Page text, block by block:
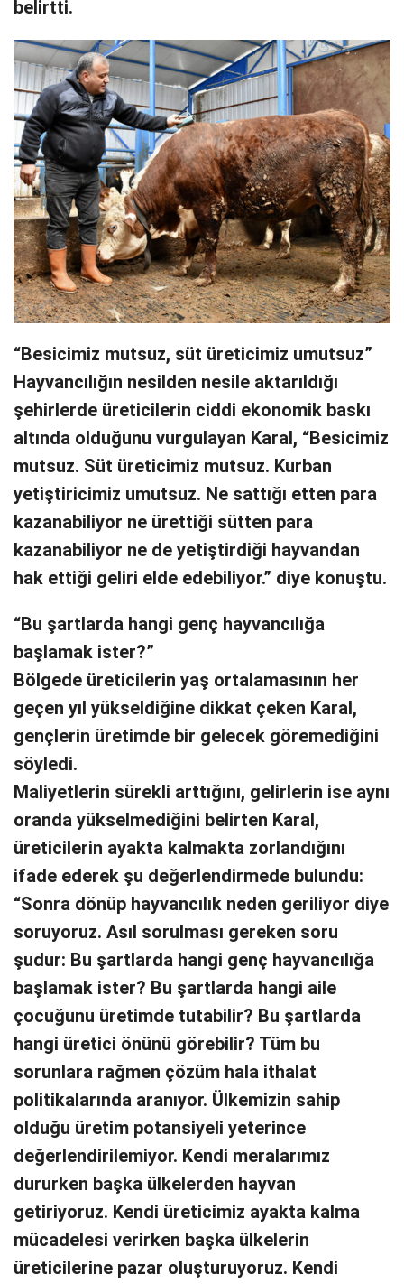
belirtti.
“Besicimiz mutsuz, süt üreticimiz umutsuz”
Hayvancılığın nesilden nesile aktarıldığı
şehirlerde üreticilerin ciddi ekonomik baskı
altında olduğunu vurgulayan Karal, “Besicimiz
mutsuz. Süt üreticimiz mutsuz. Kurban
yetiştiricimiz umutsuz. Ne sattığı etten para
kazanabiliyor ne ürettiği sütten para
kazanabiliyor ne de yetiştirdiği hayvandan
hak ettiği geliri elde edebiliyor.” diye konuştu.
“Bu şartlarda hangi genç hayvancılığa
başlamak ister?”
Bölgede üreticilerin yaş ortalamasının her
geçen yıl yükseldiğine dikkat çeken Karal,
gençlerin üretimde bir gelecek göremediğini
söyledi.
Maliyetlerin sürekli arttığını, gelirlerin ise aynı
oranda yükselmediğini belirten Karal,
üreticilerin ayakta kalmakta zorlandığını
ifade ederek şu değerlendirmede bulundu:
“Sonra dönüp hayvancılık neden geriliyor diye
soruyoruz. Asıl sorulması gereken soru
şudur: Bu şartlarda hangi genç hayvancılığa
başlamak ister? Bu şartlarda hangi aile
çocuğunu üretimde tutabilir? Bu şartlarda
hangi üretici önünü görebilir? Tüm bu
sorunlara rağmen çözüm hala ithalat
politikalarında aranıyor. Ülkemizin sahip
olduğu üretim potansiyeli yeterince
değerlendirilemiyor. Kendi meralarımız
dururken başka ülkelerden hayvan
getiriyoruz. Kendi üreticimiz ayakta kalma
mücadelesi verirken başka ülkelerin
üreticilerine pazar oluşturuyoruz. Kendi